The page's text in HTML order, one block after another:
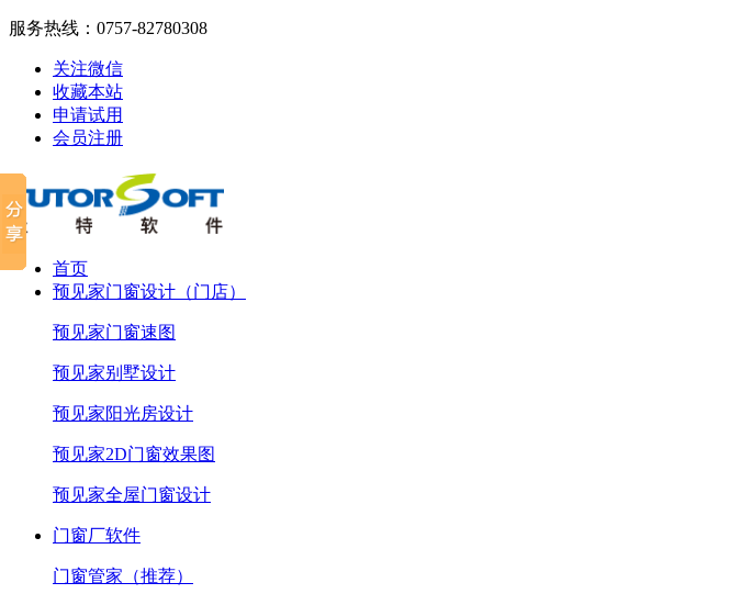
服务热线： 0757-82780308
关注微信
收藏本站
申请试用
会员注册
首页
预见家门窗设计（门店）
预见家门窗速图
预见家别墅设计
预见家阳光房设计
预见家2D门窗效果图
预见家全屋门窗设计
门窗厂软件
门窗管家（推荐）